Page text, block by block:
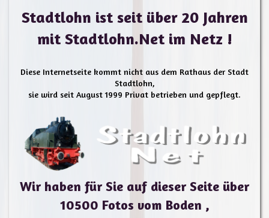
Stadtlohn ist seit über 20 Jahren
mit Stadtlohn.Net im Netz !
Diese Internetseite kommt nicht aus dem Rathaus der Stadt
Stadtlohn,
sie wird seit August 1999 Privat betrieben und gepflegt.
Wir haben für Sie auf dieser Seite über
10500 Fotos vom Boden ,